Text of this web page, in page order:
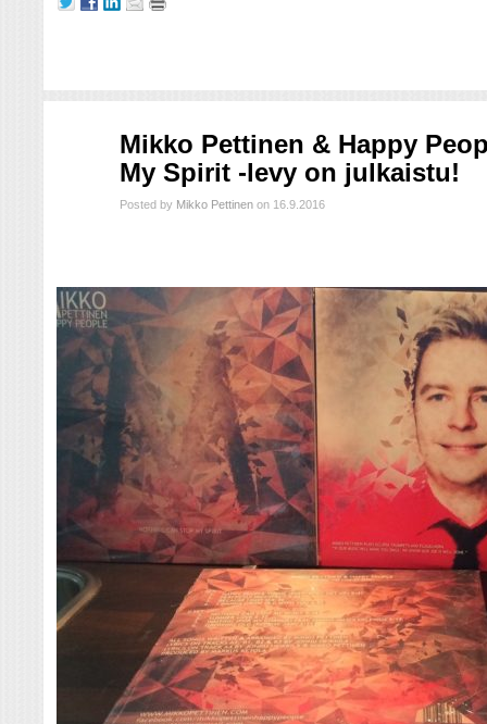
Mikko Pettinen & Happy
My Spirit -levy on julkaistu!
Posted by Mikko Pettinen on 16.9.2016